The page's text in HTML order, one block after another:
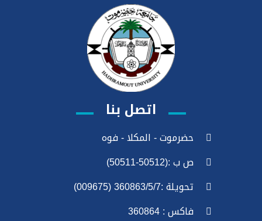
اتصل بنا
حضرموت - المكلا - فوه
ص ب :(50512-50511)
تحويلة :360863/5/7 (009675)
فاكس : 360864